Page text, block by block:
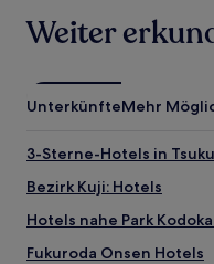
Weiter
UnterkünfteMehr
3-Sterne-Hotels in
Bezirk Kuji: Hotels
Hotels nahe Park
Fukuroda Onsen Hotels